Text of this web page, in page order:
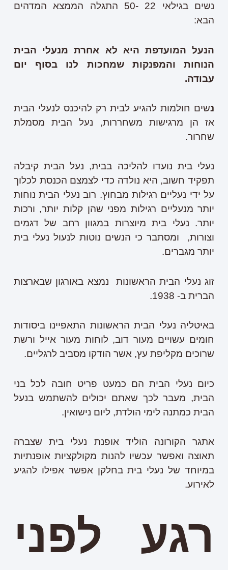
נשים בגילאי 22 -50 התגלה הממצא המדהים
הבא:
הנעל המועדפת היא לא אחרת מנעלי הבית
הנוחות והמפנקות שמחכות לנו בסוף יום
עבודה.
נשים חולמות להגיע לבית רק להיכנס לנעלי הבית
אז הן מרגישות משחררות, נעל הבית מסמלת
שחרור.
נעלי בית נועדו להליכה בבית, נעל הבית קיבלה
תפקיד חשוב, היא נולדה כדי לצמצם הכנסת לכלוך
על ידי נעליים רגילות מבחוץ. רוב נעלי הבית נוחות
יותר מנעליים רגילות מפני שהן קלות יותר, ורכות
יותר. נעלי בית מיוצרות במגוון רחב של דגמים
וצורות, ומסתבר כי הנשים נוטות לנעול נעלי בית
יותר מגברים.
זוג נעלי הבית הראשונות נמצא באורגון שבארצות
הברית ב- 1938.
באיטליה נעלי הבית הראשונות התאפיינו ביסודות
חומים עשויים מעור דוב, לוחות מעור אייל ורשת
שרוכים מקליפת עץ, אשר הודקו מסביב לרגליים.
כיום נעלי הבית הם כמעט פריט חובה לכל בני
הבית, מעבר לכך שאתם יכולים להשתמש בנעל
הבית כמתנה לימי הולדת, ליום נישואין.
אתגר הקורונה הוליד אופנת נעלי בית שצברה
תאוצה ואפשר עכשיו להנות מקולקציות אופנתיות
במיוחד של נעלי בית בחלקן אפשר אפילו להגיע
לאירוע.
רגע לפני